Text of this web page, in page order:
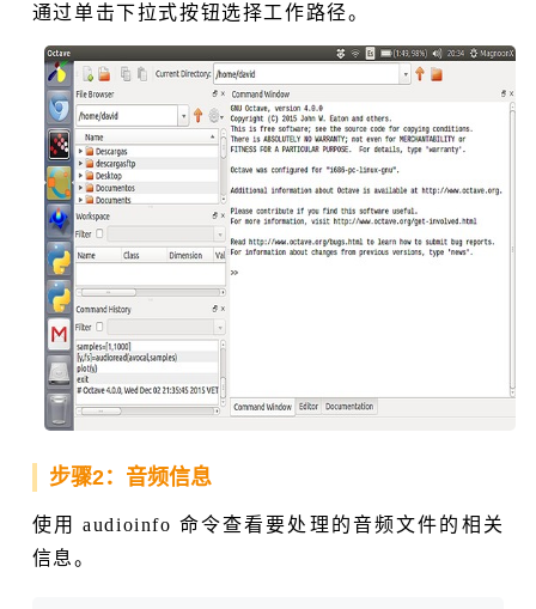
通过单击下拉式按钮选择工作路径。
步骤2：音频信息
使用 audioinfo 命令查看要处理的音频文件的相关
信息。